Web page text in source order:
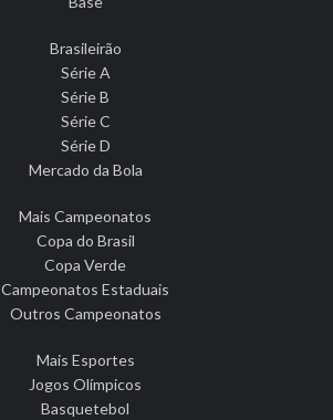
Brasileirão
Série A
Série B
Série C
Série D
Mercado da Bola
Mais Campeonatos
Copa do Brasil
Copa Verde
Campeonatos Estaduais
Outros Campeonatos
Mais Esportes
Jogos Olímpicos
Basquetebol